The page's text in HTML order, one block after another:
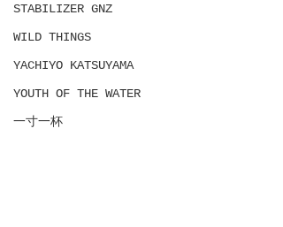
STABILIZER GNZ
WILD THINGS
YACHIYO KATSUYAMA
YOUTH OF THE WATER
一寸一杯